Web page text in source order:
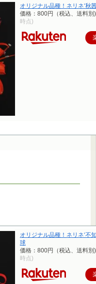
オリジナル品種！ネリネ‘秋
価格：800円（税込、送料別)
時点)
オリジナル品種！ネリネ‘不
球
価格：800円（税込、送料別)
時点)